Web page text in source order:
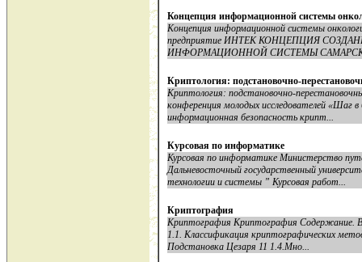
Концепция информационной системы
Концепция информационной системы
предприятие ИНТЕК КОНЦЕПЦИЯ
ИНФОРМАЦИОННОЙ СИСТЕМЫ
Криптология: подстановочно-
Криптология: подстановочно-
конференция молодых исследователей «Шаг
информационная безопасность крипт...
Курсовая по информатике
Курсовая по информатике Министерство
Дальневосточный государственный
технологии и системы ” Курсовая работ...
Криптография
Криптография Криптография Содержание.
1.1. Классификация криптографических
Подстановка Цезаря 11 1.4.Мно...